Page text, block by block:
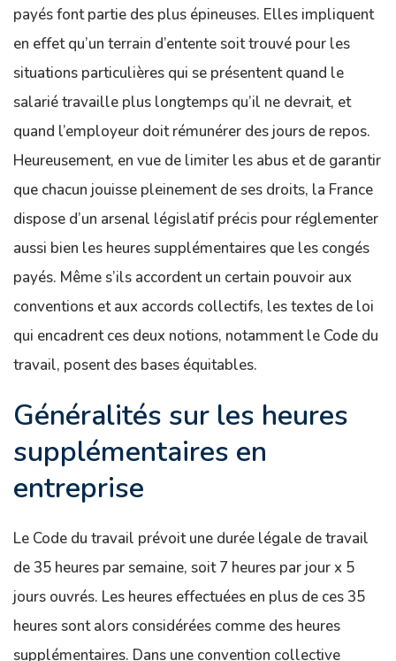
payés font partie des plus épineuses. Elles impliquent
en effet qu’un terrain d’entente soit trouvé pour les
situations particulières qui se présentent quand le
salarié travaille plus longtemps qu’il ne devrait, et
quand l’employeur doit rémunérer des jours de repos.
Heureusement, en vue de limiter les abus et de garantir
que chacun jouisse pleinement de ses droits, la France
dispose d’un arsenal législatif précis pour réglementer
aussi bien les heures supplémentaires que les congés
payés. Même s’ils accordent un certain pouvoir aux
conventions et aux accords collectifs, les textes de loi
qui encadrent ces deux notions, notamment le Code du
travail, posent des bases équitables.
Généralités sur les heures
supplémentaires en
entreprise
Le Code du travail prévoit une durée légale de travail
de 35 heures par semaine, soit 7 heures par jour x 5
jours ouvrés. Les heures effectuées en plus de ces 35
heures sont alors considérées comme des heures
supplémentaires. Dans une convention collective